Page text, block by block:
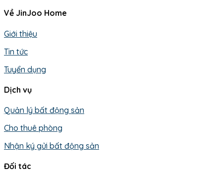
Về JinJoo Home
Giới thiệu
Tin tức
Tuyển dụng
Dịch vụ
Quản lý bất động sản
Cho thuê phòng
Nhận ký gửi bất động sản
Đối tác